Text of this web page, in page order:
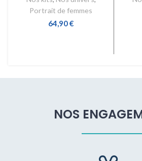
Portrait de femmes
64,90€
NOS